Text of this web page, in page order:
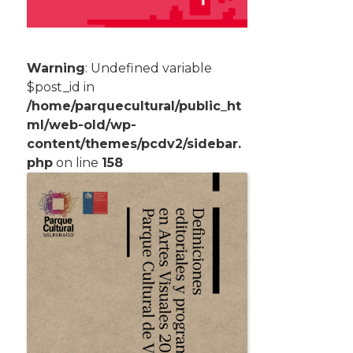
Warning: Undefined variable
$post_id in
/home/parquecultural/public_ht
ml/web-old/wp-
content/themes/pcdv2/sidebar.
php on line 158